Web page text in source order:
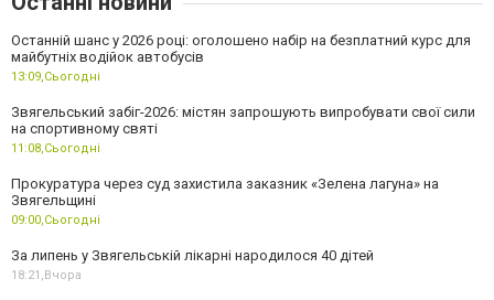
Останній шанс у 2026 році: оголошено набір на безплатний курс для
майбутніх водійок автобусів
13:09, Сьогодні
Звягельський забіг-2026: містян запрошують випробувати свої сили
на спортивному святі
11:08, Сьогодні
Прокуратура через суд захистила заказник «Зелена лагуна» на
Звягельщині
09:00, Сьогодні
За липень у Звягельській лікарні народилося 40 дітей
18:21, Вчора